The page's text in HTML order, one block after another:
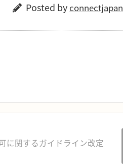
Posted by connectjapan
に関するガイドライン改定